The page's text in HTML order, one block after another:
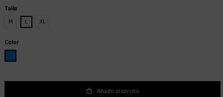
Talla
M
L
XL
Color
Añadir al carrito